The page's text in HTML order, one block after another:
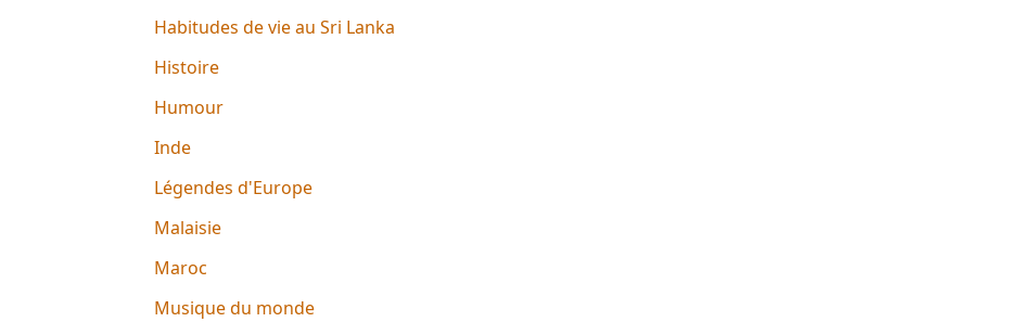
Habitudes de vie au Sri Lanka
Histoire
Humour
Inde
Légendes d'Europe
Malaisie
Maroc
Musique du monde